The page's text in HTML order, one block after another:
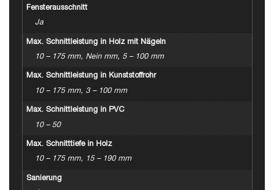
Fensterausschnitt
Ja
Max. Schnittleistung in Holz mit Nägeln
10 – 175 mm, Nein mm, 5 – 100 mm
Max. Schnittleistung in Kunststoffrohr
10 – 175 mm, 3 – 100 mm
Max. Schnittleistung in PVC
10 – 50
Max. Schnitttiefe in Holz
10 – 175 mm, 15 – 190 mm
Sanierung